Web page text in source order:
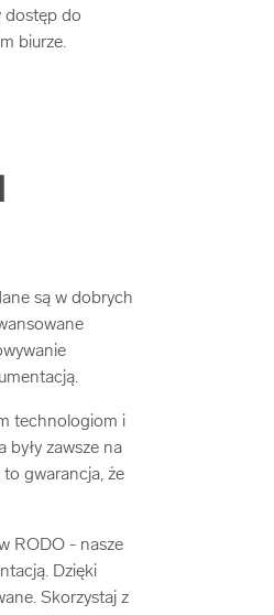
dostęp do
biurze.
są w dobrych
technologiom i
zawsze na
gwarancja, że
RODO - nasze
Dzięki
Skorzystaj z